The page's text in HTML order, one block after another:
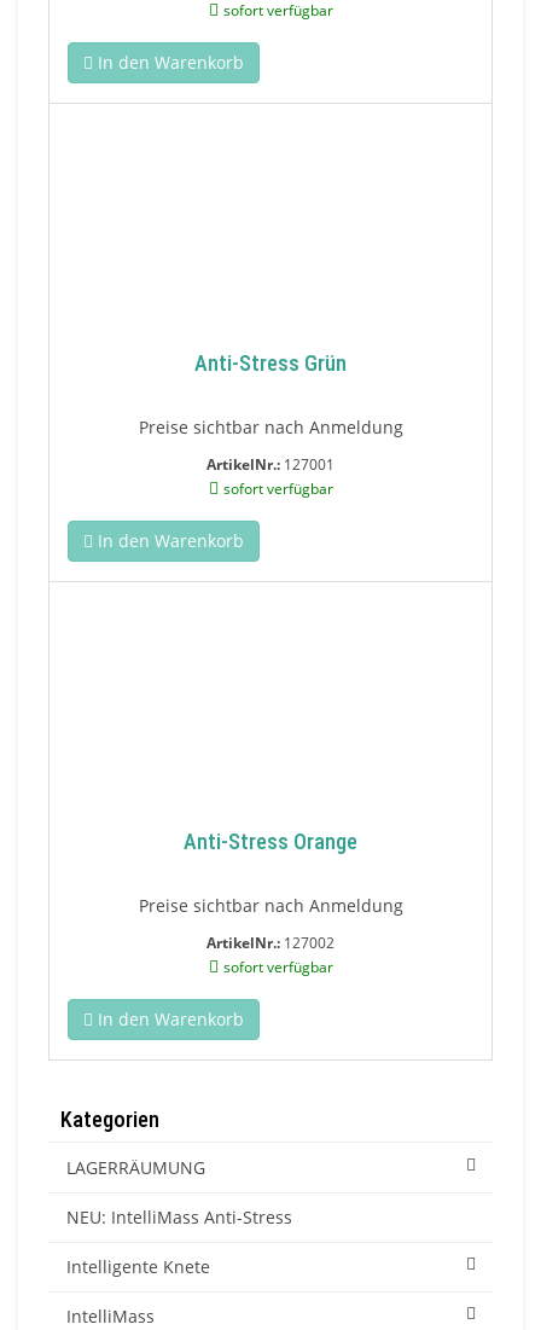
sofort verfügbar
In den Warenkorb
Anti-Stress Grün
Preise sichtbar nach Anmeldung
ArtikelNr.: 127001
sofort verfügbar
In den Warenkorb
Anti-Stress Orange
Preise sichtbar nach Anmeldung
ArtikelNr.: 127002
sofort verfügbar
In den Warenkorb
Kategorien
LAGERRÄUMUNG
NEU: IntelliMass Anti-Stress
Intelligente Knete
IntelliMass